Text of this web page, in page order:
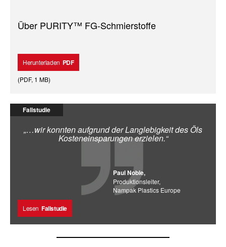
Über PURITY™ FG-Schmierstoffe
Herunterladen PDF
(PDF, 1 MB)
Fallstudie
„…wir konnten aufgrund der Langlebigkeit des Öls
Kosteneinsparungen erzielen.“
Paul Noble,
Produktionsleiter,
Nampak Plastics Europe
Lesen Fallstudie